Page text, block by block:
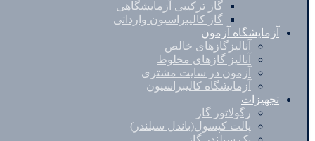
گاز ترکیبی آزمایشگاهی
گاز کالیبراسیون وارداتی
آزمایشگاه آزمون
آنالیزگازهای خالص
آنالیز گازهای مخلوط
آزمون در سایت مشتری
آزمایشگاه کالیبراسیون
تجهیزات
رگولاتور گاز
پالت کپسول(باندل سیلندر)